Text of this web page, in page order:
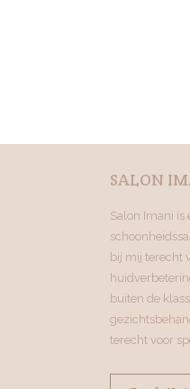
SALON
Salon Imani is
bij mij terecht
buiten de
terecht voor